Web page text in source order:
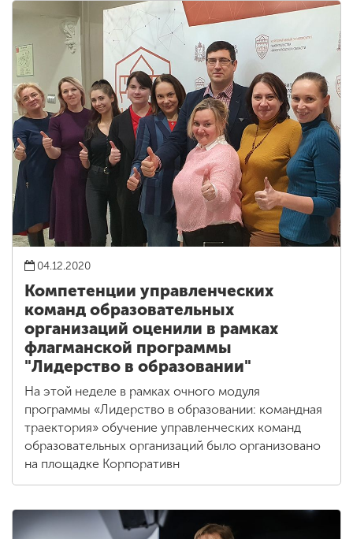
04.12.2020
Компетенции управленческих
команд образовательных
организаций оценили в рамках
флагманской программы
"Лидерство в образовании"
На этой неделе в рамках очного модуля
программы «Лидерство в образовании: командная
траектория» обучение управленческих команд
образовательных организаций было организовано
на площадке Корпоративн